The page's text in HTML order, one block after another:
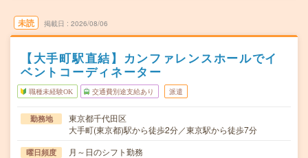
未読 掲載日 2026/08/06
【大手町駅直結】カンファレンスホールでイ
ベントコーディネーター
職種未経験OK 交通費別途支給あり 派遣
勤務地
東京都千代田区
大手町(東京都)駅から徒歩2分／東京駅から徒歩7分
曜日頻度 月～日のシフト勤務